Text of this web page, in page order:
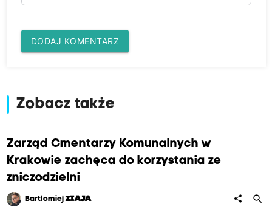
DODAJ KOMENTARZ
Zobacz także
Zarząd Cmentarzy Komunalnych w
Krakowie zachęca do korzystania ze
zniczodzielni
BartłomiejZIAJA share search